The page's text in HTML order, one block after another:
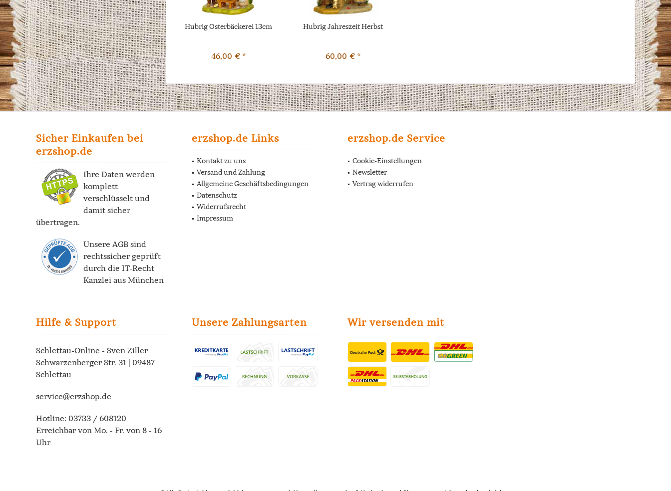
Hubrig Osterbäckerei 13cm
46,00 € *
Hubrig Jahreszeit Herbst
60,00 € *
Sicher Einkaufen bei
erzshop.de
Ihre Daten werden
komplett
verschlüsselt und
damit sicher
übertragen.
Unsere AGB sind
rechtssicher geprüft
durch die IT-Recht
Kanzlei aus München
erzshop.de Links
Kontakt zu uns
Versand und Zahlung
Allgemeine Geschäftsbedingungen
Datenschutz
Widerrufsrecht
Impressum
erzshop.de Service
Cookie-Einstellungen
Newsletter
Vertrag widerrufen
Hilfe & Support
Schlettau-Online - Sven Ziller
Schwarzenberger Str. 31 | 09487
Schlettau
service@erzshop.de
Hotline: 03733 / 608120
Erreichbar von Mo. - Fr. von 8 - 16
Uhr
Unsere Zahlungsarten Wir versenden mit